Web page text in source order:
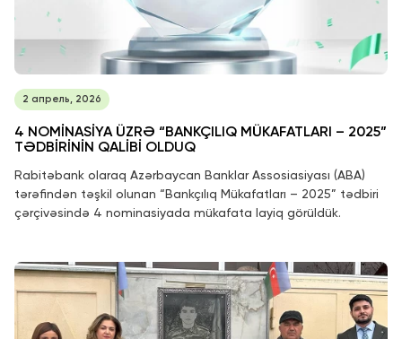
2 апрель, 2026
4 NOMİNASİYA ÜZRƏ “BANKÇILIQ MÜKAFATLARI – 2025”
TƏDBİRİNİN QALİBİ OLDUQ
Rabitəbank olaraq Azərbaycan Banklar Assosiasiyası (ABA)
tərəfindən təşkil olunan “Bankçılıq Mükafatları – 2025” tədbiri
çərçivəsində 4 nominasiyada mükafata layiq görüldük.